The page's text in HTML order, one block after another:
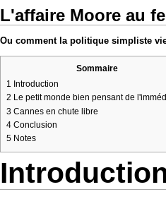
L'affaire Moore au
Ou comment la politique simpliste
Sommaire
1 Introduction
2 Le petit monde bien pensant de
3 Cannes en chute libre
4 Conclusion
5 Notes